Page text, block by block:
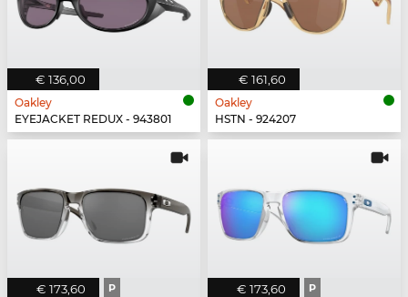
€ 136,00
Oakley
EYEJACKET REDUX - 943801
€ 161,60
Oakley
HSTN - 924207
€ 173,60 P € 173,60 P